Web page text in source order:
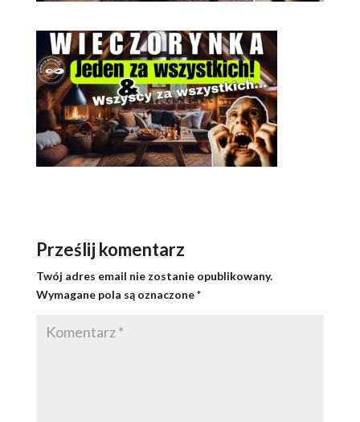
Prześlij komentarz
Twój adres email nie zostanie opublikowany.
Wymagane pola są oznaczone*